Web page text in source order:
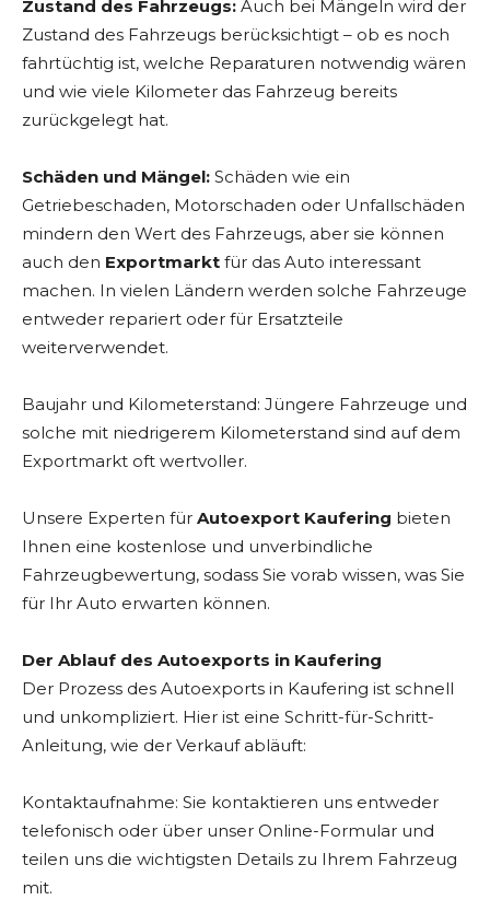
Zustand des Fahrzeugs: Auch bei Mängeln wird der
Zustand des Fahrzeugs berücksichtigt – ob es noch
fahrtüchtig ist, welche Reparaturen notwendig wären
und wie viele Kilometer das Fahrzeug bereits
zurückgelegt hat.
Schäden und Mängel: Schäden wie ein
Getriebeschaden, Motorschaden oder Unfallschäden
mindern den Wert des Fahrzeugs, aber sie können
auch den Exportmarkt für das Auto interessant
machen. In vielen Ländern werden solche Fahrzeuge
entweder repariert oder für Ersatzteile
weiterverwendet.
Baujahr und Kilometerstand: Jüngere Fahrzeuge und
solche mit niedrigerem Kilometerstand sind auf dem
Exportmarkt oft wertvoller.
Unsere Experten für Autoexport Kaufering bieten
Ihnen eine kostenlose und unverbindliche
Fahrzeugbewertung, sodass Sie vorab wissen, was Sie
für Ihr Auto erwarten können.
Der Ablauf des Autoexports in Kaufering
Der Prozess des Autoexports in Kaufering ist schnell
und unkompliziert. Hier ist eine Schritt-für-Schritt-
Anleitung, wie der Verkauf abläuft:
Kontaktaufnahme: Sie kontaktieren uns entweder
telefonisch oder über unser Online-Formular und
teilen uns die wichtigsten Details zu Ihrem Fahrzeug
mit.